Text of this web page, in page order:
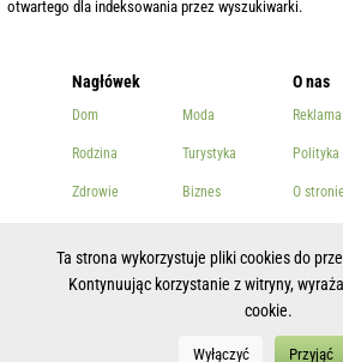
Nagłówek
Dom
Rodzina
Zdrowie
Gotowanie
Moda
Turystyka
Biznes
O nas
Reklama
Polityka
O
otwartego dla indeksowania przez wyszukiwarki.
Ta strona wykorzystuje pliki cookies do
Kontynuując korzystanie z witryny,
cookie.
Wyłączyć Przyjąć